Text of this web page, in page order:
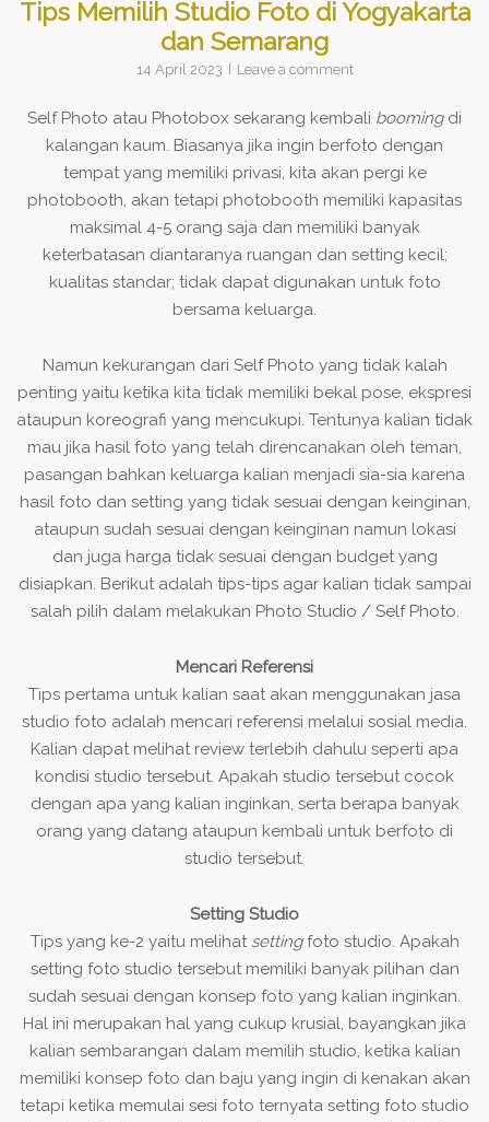
Tips Memilih Studio Foto di Yogyakarta
dan Semarang
14 April 2023 Leave a comment
Self Photo atau Photobox sekarang kembali boomingdi
kalangan kaum. Biasanya jika ingin berfoto dengan
tempat yang memiliki privasi, kita akan pergi ke
photobooth, akan tetapi photobooth memiliki kapasitas
maksimal 4-5 orang saja dan memiliki banyak
keterbatasan diantaranya ruangan dan setting kecil;
kualitas standar; tidak dapat digunakan untuk foto
bersama keluarga.
Namun kekurangan dari Self Photo yang tidak kalah
penting yaitu ketika kita tidak memiliki bekal pose, ekspresi
ataupun koreografi yang mencukupi. Tentunya kalian tidak
mau jika hasil foto yang telah direncanakan oleh teman,
pasangan bahkan keluarga kalian menjadi sia-sia karena
hasil foto dan setting yang tidak sesuai dengan keinginan,
ataupun sudah sesuai dengan keinginan namun lokasi
dan juga harga tidak sesuai dengan budget yang
disiapkan. Berikut adalah tips-tips agar kalian tidak sampai
salah pilih dalam melakukan Photo Studio / Self Photo.
Mencari Referensi
Tips pertama untuk kalian saat akan menggunakan jasa
studio foto adalah mencari referensi melalui sosial media.
Kalian dapat melihat review terlebih dahulu seperti apa
kondisi studio tersebut. Apakah studio tersebut cocok
dengan apa yang kalian inginkan, serta berapa banyak
orang yang datang ataupun kembali untuk berfoto di
studio tersebut.
Setting Studio
Tips yang ke-2 yaitu melihat settingfoto studio. Apakah
setting foto studio tersebut memiliki banyak pilihan dan
sudah sesuai dengan konsep foto yang kalian inginkan.
Hal ini merupakan hal yang cukup krusial, bayangkan jika
kalian sembarangan dalam memilih studio, ketika kalian
memiliki konsep foto dan baju yang ingin di kenakan akan
tetapi ketika memulai sesi foto ternyata setting foto studio